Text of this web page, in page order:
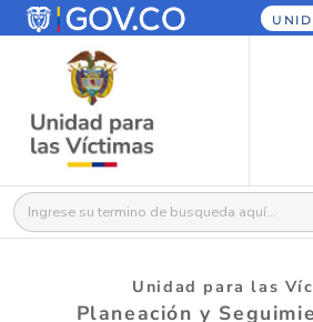
Buscar:
Unidad para las
Planeación y